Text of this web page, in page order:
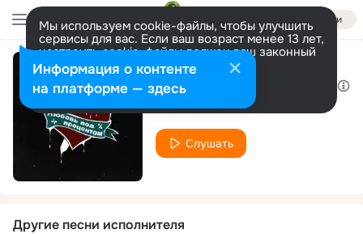
Войти
Мы используем cookie-файлы, чтобы улучшить
сервисы для вас. Если ваш возраст менее 13 лет,
настроить cookie-файлы должен ваш законный
представитель. Больше информации
Разрешить все Настроить
Mekhman
Слушать
Другие песни исполнителя
Информация о контенте
на платформе — здесь